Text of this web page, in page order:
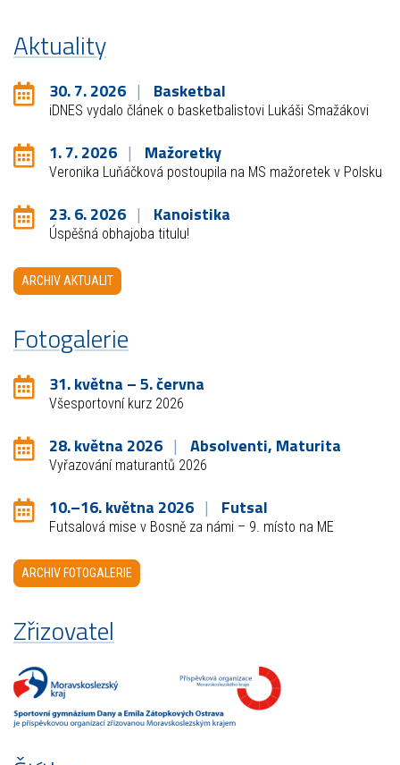
Aktuality
30. 7. 2026 Basketbal
iDNES vydalo článek o basketbalistovi Lukáši Smažákovi
1. 7. 2026 Mažoretky
Veronika Luňáčková postoupila na MS mažoretek v Polsku
23. 6. 2026 Kanoistika
Úspěšná obhajoba titulu!
ARCHIV AKTUALIT
Fotogalerie
31. května – 5. června
Všesportovní kurz 2026
28. května 2026 Absolventi, Maturita
Vyřazování maturantů 2026
10.–16. května 2026 Futsal
Futsalová mise v Bosně za námi – 9. místo na ME
ARCHIV FOTOGALERIE
Zřizovatel